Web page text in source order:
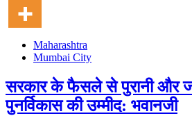
Maharashtra
Mumbai City
सरकार के फैसले से पुरानी और
पुनर्विकास की उम्मीद: भवानजी